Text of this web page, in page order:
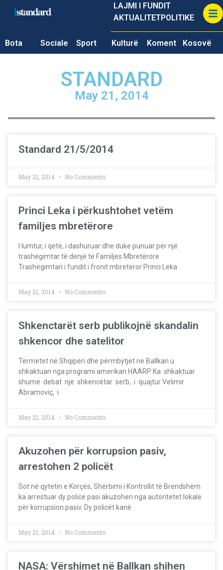
LAJMI I FUNDIT
AKTUALITETPOLITIKE
Bota Sociale Sport Kulturë Koment Kosovë
STANDARD
May 21, 2014
Standard 21/5/2014
May 21, 2014 No Comments
Princi Leka i përkushtohet vetëm
familjes mbretërore
I lumtur, i qetë, i dashuruar dhe duke punuar për një
trashëgimtar të denjë të Familjes Mbretërore
Trashëgimtari i fundit i fronit mbretëror Princi Leka
May 21, 2014 No Comments
Shkenctarët serb publikojnë skandalin
shkencor dhe satelitor
Tërmetet në Shqipëri dhe përmbytjet në Ballkan u
shkaktuan nga programi amerikan HAARP Ka shkaktuar
shumë debat një shkencëtar serb, i quajtur Velimir
Abramoviç, i
May 21, 2014 No Comments
Akuzohen për korrupsion pasiv,
arrestohen 2 policët
Sot në qytetin e Korçës, Shërbimi i Kontrollit të Brendshëm
ka arrestuar dy policë pasi akuzohen nga autoritetet lokale
për korrupsion pasiv. Dy policët kanë
May 21, 2014 No Comments
NASA: Vërshimet në Ballkan shihen